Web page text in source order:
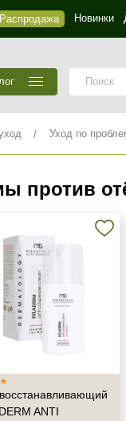
Распродажа Новинки
Уход по
против
ANTI